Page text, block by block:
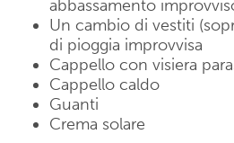
abbassamento
Un cambio di vestiti
di pioggia improvvisa
Cappello con visiera
Cappello caldo
Guanti
Crema solare